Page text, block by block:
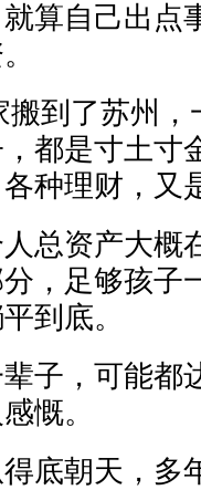
算自己出点
到了苏州
都是寸土寸
种理财，又
总资产大概
，足够孩子
到底。
子，可能都
慨。
底朝天，多